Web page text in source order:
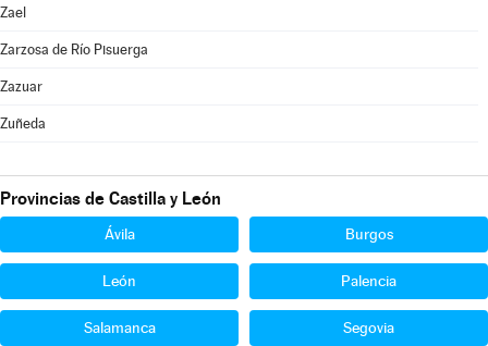
Zael
Zarzosa de Río Pisuerga
Zazuar
Zuñeda
Provincias de Castilla y León
Ávila Burgos
León Palencia
Salamanca Segovia